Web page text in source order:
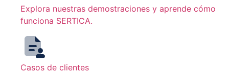
Explora nuestras demostraciones y aprende cómo
funciona SERTICA.
Casos de clientes